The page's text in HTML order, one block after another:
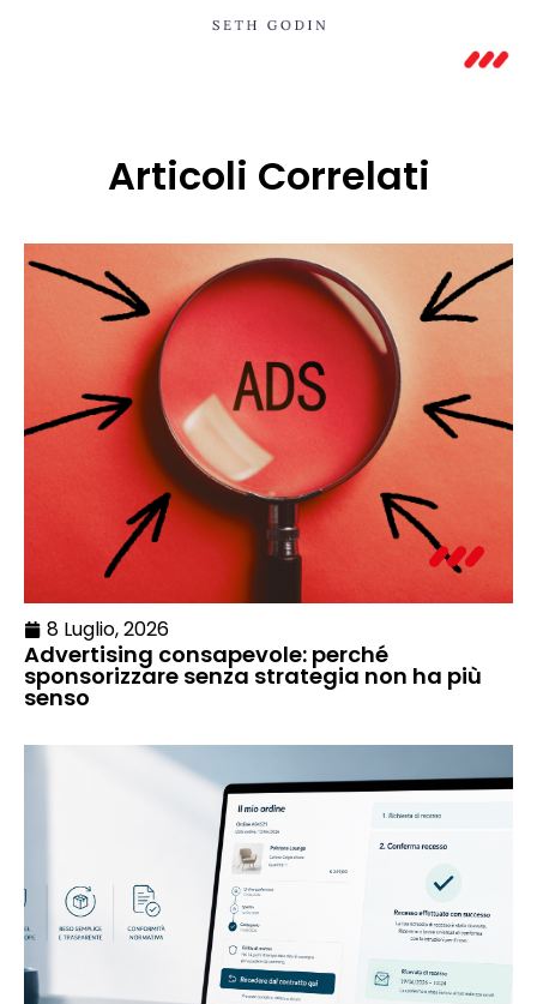
Articoli Correlati
8 Luglio, 2026
Advertising consapevole: perché
sponsorizzare senza strategia non ha più
senso